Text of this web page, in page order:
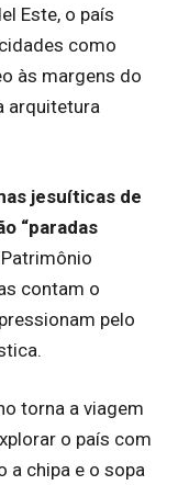
Este, o país
como
às margens do
arquitetura
jesuíticas de
“paradas
contam o
pelo
torna a viagem
o país com
a chipa e o sopa